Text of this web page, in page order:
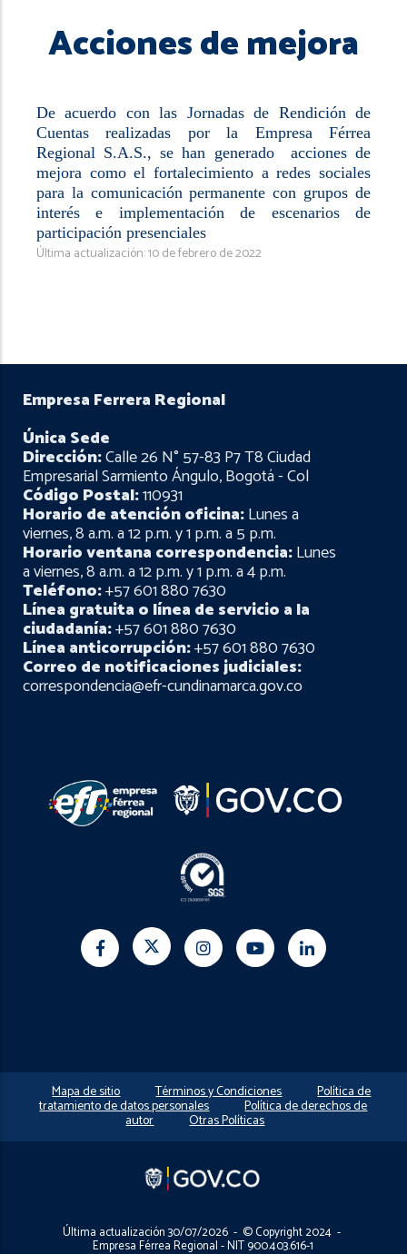
Acciones de mejora
De acuerdo con las Jornadas de Rendición de
Cuentas realizadas por la Empresa Férrea
Regional S.A.S., se han generado acciones de
mejora como el fortalecimiento a redes sociales
para la comunicación permanente con grupos de
interés e implementación de escenarios de
participación presenciales
Última actualización: 10 de febrero de 2022
Empresa Ferrera Regional
Única Sede
Dirección:Calle 26 N° 57-83 P7 T8 Ciudad
Empresarial Sarmiento Ángulo, Bogotá - Col
Código Postal:110931
Horario de atención oficina:Lunes a
viernes, 8 a.m. a 12 p.m. y 1 p.m. a 5 p.m.
Horario ventana correspondencia:Lunes
a viernes, 8 a.m. a 12 p.m. y 1 p.m. a 4 p.m.
Teléfono:+57 601 880 7630
Línea gratuita o línea de servicio a la
ciudadanía:+57 601 880 7630
Línea anticorrupción:+57 601 880 7630
Correo de notificaciones judiciales:
correspondencia@efr-cundinamarca.gov.co
Mapa de sitio Términos y Condiciones Política de
tratamiento de datos personales Política de derechos de
autor Otras Políticas
Última actualización 30/07/2026 - © Copyright 2024 -
Empresa Férrea Regional - NIT 900.403.616-1